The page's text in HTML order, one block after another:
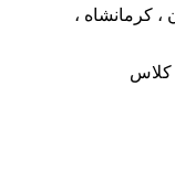
کرمانشاه ،
کلاس